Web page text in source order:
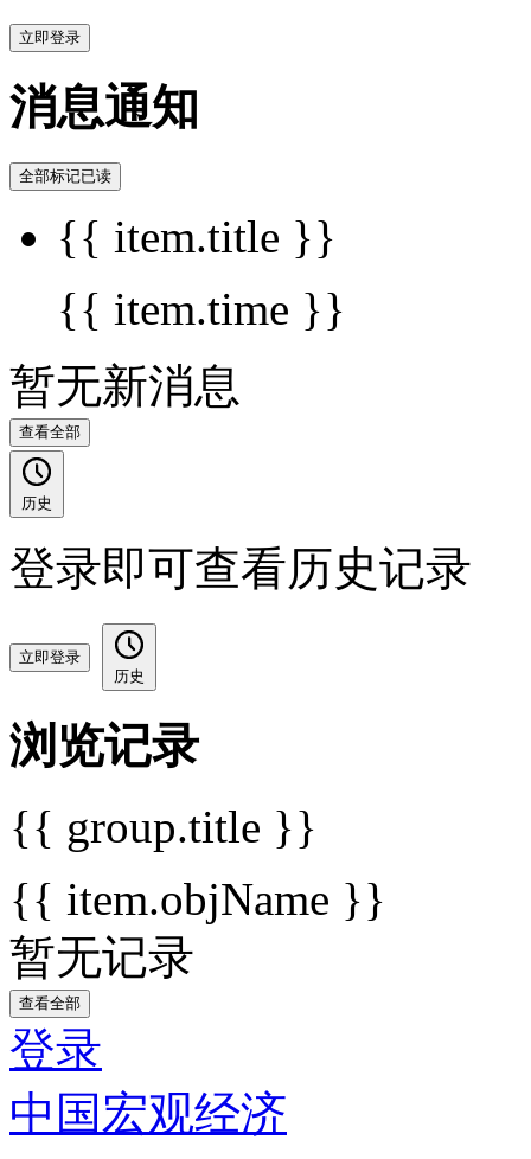
立即登录
消息通知
全部标记已读
{{ item.title }}
{{ item.time }}
暂无新消息
查看全部
历史
登录即可查看历史记录
立即登录
历史
浏览记录
{{ group.title }}
{{ item.objName }}
暂无记录
查看全部
登录
中国宏观经济